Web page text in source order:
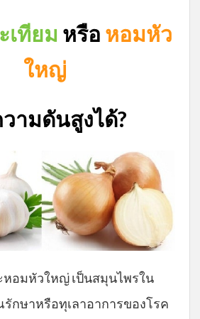
เทียม หรือ หอมหัว
ใหญ่
ามดันสูงได้?
หอมหัวใหญ่ เป็นสมุนไพรใน
กษาหรือทุเลาอาการของโรค